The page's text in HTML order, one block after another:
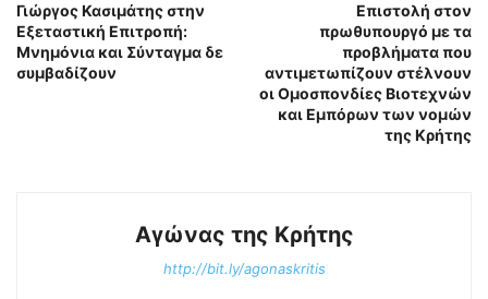
Γιώργος Κασιμάτης στην
Εξεταστική Επιτροπή:
Μνημόνια και Σύνταγμα δε
συμβαδίζουν
Επιστολή στον
πρωθυπουργό με τα
προβλήματα που
αντιμετωπίζουν στέλνουν
οι Ομοσπονδίες Βιοτεχνών
και Εμπόρων των νομών
της Κρήτης
Αγώνας της Κρήτης
http://bit.ly/agonaskritis